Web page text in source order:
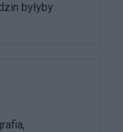
byłyby